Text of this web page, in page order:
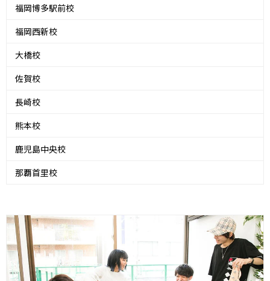
福岡博多駅前校
福岡西新校
大橋校
佐賀校
長崎校
熊本校
鹿児島中央校
那覇首里校